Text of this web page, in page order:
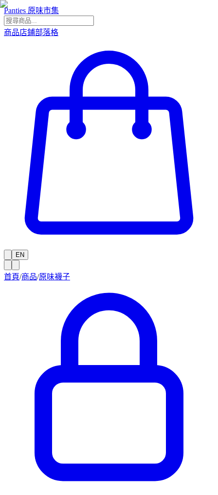
Panties 原味市集
商品店鋪部落格
EN
首頁/商品/原味襪子